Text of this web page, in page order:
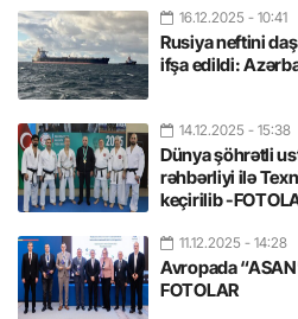
16.12.2025 - 10:41
Rusiya neftini
ifşa edildi:
14.12.2025 - 15:38
Dünya şöhrətli
rəhbərliyi ilə
keçirilib -
11.12.2025 - 14:28
Avropada
FOTOLAR